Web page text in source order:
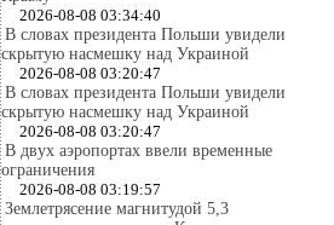
2026-08-08 03:34:40
В словах президента Польши увидели
скрытую насмешку над Украиной
2026-08-08 03:20:47
В словах президента Польши увидели
скрытую насмешку над Украиной
2026-08-08 03:20:47
В двух аэропортах ввели временные
ограничения
2026-08-08 03:19:57
Землетрясение магнитудой 5,3